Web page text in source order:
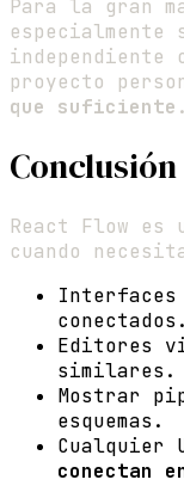
Para la gran
independiente
proyecto
que suficiente .
Conclusión
React Flow es
cuando
Interfaces
conectados.
Editores
similares.
Mostrar
esquemas.
Cualquier
conectan